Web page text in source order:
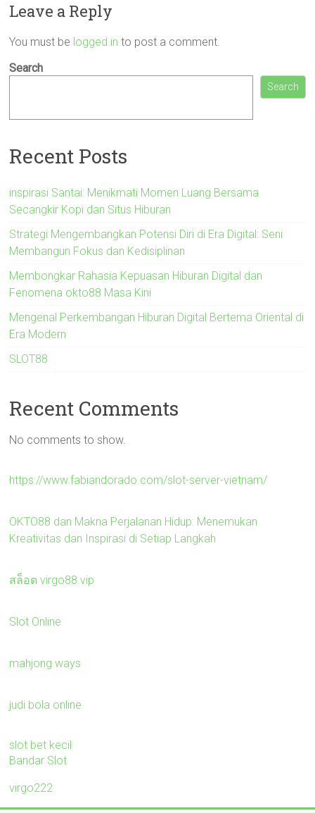
Leave a Reply
You must be logged in to post a comment.
Search
Search
Recent Posts
inspirasi Santai: Menikmati Momen Luang Bersama
Secangkir Kopi dan Situs Hiburan
Strategi Mengembangkan Potensi Diri di Era Digital: Seni
Membangun Fokus dan Kedisiplinan
Membongkar Rahasia Kepuasan Hiburan Digital dan
Fenomena okto88 Masa Kini
Mengenal Perkembangan Hiburan Digital Bertema Oriental di
Era Modern
SLOT88
Recent Comments
No comments to show.
https://www.fabiandorado.com/slot-server-vietnam/
OKTO88 dan Makna Perjalanan Hidup: Menemukan
Kreativitas dan Inspirasi di Setiap Langkah
สล็อต virgo88.vip
Slot Online
mahjong ways
judi bola online
slot bet kecil
Bandar Slot
virgo222